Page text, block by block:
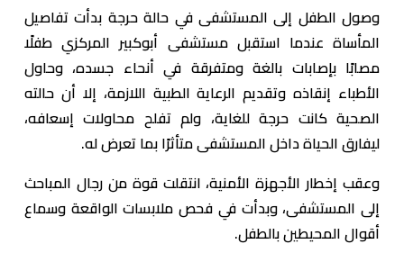
وصول الطفل إلى المستشفى في حالة حرجة بدأت تفاصيل
المأساة عندما استقبل مستشفى أبوكبير المركزي طفلًا
مصابًا بإصابات بالغة ومتفرقة في أنحاء جسده، وحاول
الأطباء إنقاذه وتقديم الرعاية الطبية اللازمة، إلا أن حالته
الصحية كانت حرجة للغاية، ولم تفلح محاولات إسعافه،
ليفارق الحياة داخل المستشفى متأثرًا بما تعرض له.
وعقب إخطار الأجهزة الأمنية، انتقلت قوة من رجال المباحث
إلى المستشفى، وبدأت في فحص ملابسات الواقعة وسماع
أقوال المحيطين بالطفل.